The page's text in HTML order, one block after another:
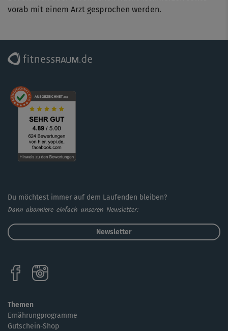
vorab mit einem Arzt gesprochen werden.
Du möchtest immer auf dem Laufenden bleiben?
Dann abonniere einfach unseren Newsletter:
Newsletter
Themen
Ernährungprogramme
Gutschein-Shop